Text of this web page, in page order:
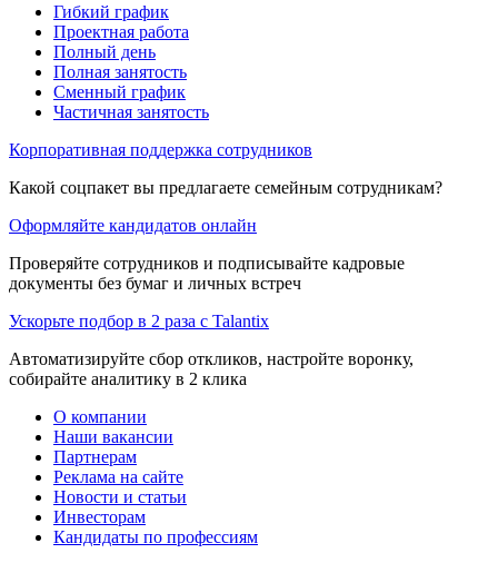
Гибкий график
Проектная работа
Полный день
Полная занятость
Сменный график
Частичная занятость
Корпоративная поддержка сотрудников
Какой соцпакет вы предлагаете семейным сотрудникам?
Оформляйте кандидатов онлайн
Проверяйте сотрудников и подписывайте кадровые
документы без бумаг и личных встреч
Ускорьте подбор в 2 раза с Talantix
Автоматизируйте сбор откликов, настройте воронку,
собирайте аналитику в 2 клика
О компании
Наши вакансии
Партнерам
Реклама на сайте
Новости и статьи
Инвесторам
Кандидаты по профессиям